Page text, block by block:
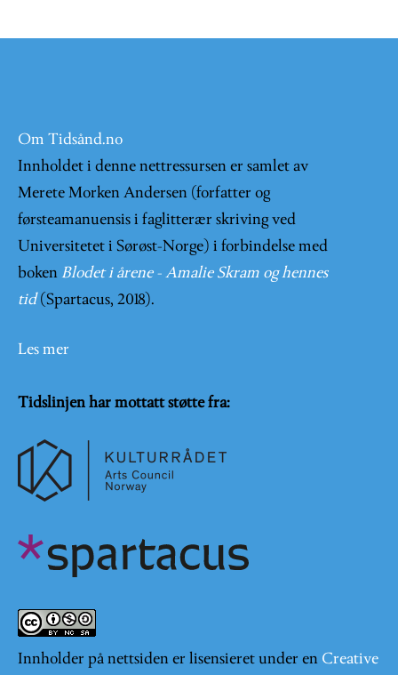
Om Tidsånd.no
Innholdet i denne nettressursen er samlet av
Merete Morken Andersen (forfatter og
førsteamanuensis i faglitterær skriving ved
Universitetet i Sørøst-Norge) i forbindelse med
boken Blodet i årene - Amalie Skram og hennes
tid (Spartacus, 2018).
Les mer
Tidslinjen har mottatt støtte fra:
Innholder på nettsiden er lisensieret under en Creative